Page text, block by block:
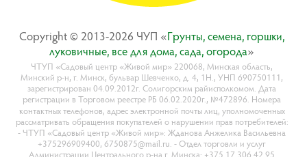
Copyright © 2013-2026 ЧУП «Гpyнты, ceмeнa, гopшки,
лyкoвичныe, вce для дoмa, caдa, oгopoдa»
ЧТУП «Садовый центр «Живой мир» 220068, Минская область,
Минский р-н, г. Минск, бульвар Шевченко, д. 4, 1Н., УНП 690750111,
зарегистрирован 04.09.2012г. Солигорским райисполкомом. Дата
регистрации в Торговом реестре РБ 06.02.2020г., №472896. Номера
контактных телефонов, адрес электронной почты лиц, уполномоченных
рассматривать обращения покупателей о нарушении прав потребителей:
- ЧТУП «Садовый центр «Живой мир»: Жданова Анжелика Васильевна
+375296909400, 6750875@mail.ru. - Отдел торговли и услуг
Администрации Центрального р-на г. Минска: +375 17 306 42 95